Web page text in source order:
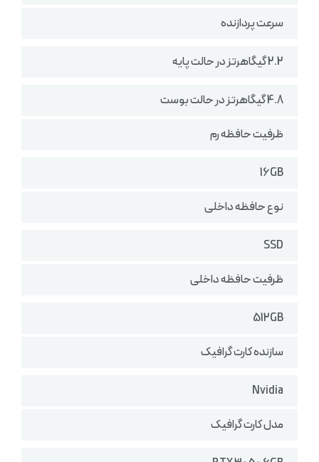
سرعت پردازنده
2.2 گیگاهرتز در حالت پایه
4.8 گیگاهرتز در حالت بوست
ظرفیت حافظه رم
16GB
نوع حافظه داخلی
SSD
ظرفیت حافظه داخلی
512GB
سازنده کارت گرافیک
Nvidia
مدل کارت گرافیک